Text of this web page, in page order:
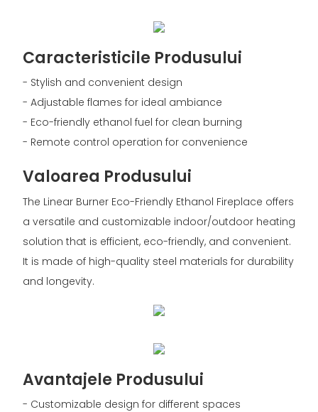
Caracteristicile Produsului
- Stylish and convenient design
- Adjustable flames for ideal ambiance
- Eco-friendly ethanol fuel for clean burning
- Remote control operation for convenience
Valoarea Produsului
The Linear Burner Eco-Friendly Ethanol Fireplace offers
a versatile and customizable indoor/outdoor heating
solution that is efficient, eco-friendly, and convenient.
It is made of high-quality steel materials for durability
and longevity.
Avantajele Produsului
- Customizable design for different spaces